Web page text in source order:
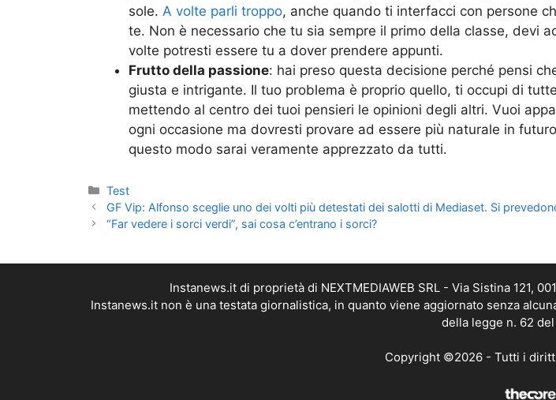
sole. A volte parli troppo, anche quando ti interfacci con persone
te. Non è necessario che tu sia sempre il primo della classe, devi
volte potresti essere tu a dover prendere appunti.
Frutto della passione: hai preso questa decisione perché pensi
giusta e intrigante. Il tuo problema è proprio quello, ti occupi di
mettendo al centro dei tuoi pensieri le opinioni degli altri. Vuoi
ogni occasione ma dovresti provare ad essere più naturale in
questo modo sarai veramente apprezzato da tutti.
Categorie
Test
GF Vip: Alfonso sceglie uno dei volti più detestati dei salotti di Mediaset. Si
“Far vedere i sorci verdi”, sai cosa c’entrano i sorci?
Instanews.it di proprietà di NEXTMEDIAWEB SRL - Via Sistina 121,
Instanews.it non è una testata giornalistica, in quanto viene aggiornato senza
della legge n. 62 del
Copyright ©2026 - Tutti i